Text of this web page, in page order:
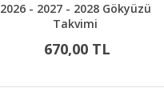
2026 - 2027 - 2028 Gökyüzü
Takvimi
670,00 TL